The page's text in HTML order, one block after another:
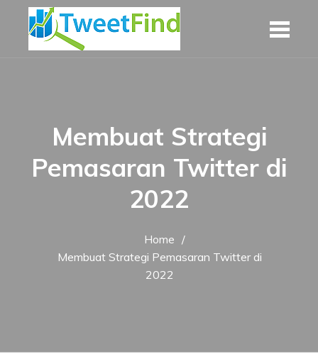
Membuat Strategi
Pemasaran Twitter di
2022
Home
Membuat Strategi Pemasaran Twitter di
2022